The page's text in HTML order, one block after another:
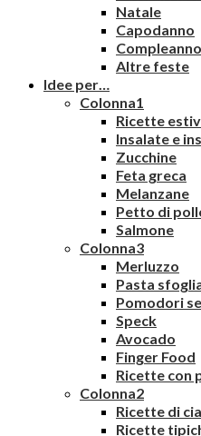
Natale
Capodanno
Compleanno
Altre feste
Idee per…
Colonna1
Ricette
Insalate e
Zucchine
Feta greca
Melanzane
Petto di
Salmone
Colonna3
Merluzzo
Pasta
Pomodori
Speck
Avocado
Finger Food
Ricette con
Colonna2
Ricette di
Ricette